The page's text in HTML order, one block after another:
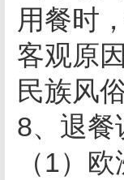
用餐时
客观原
民族风
8、退餐
（1）